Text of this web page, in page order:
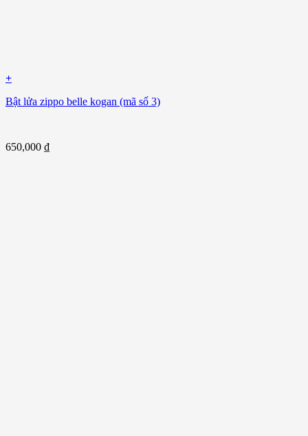
+
Bật lửa zippo belle kogan (mã số 3)
650,000 ₫